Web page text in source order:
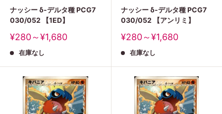
ナッシー δ-デルタ種 PCG7
030/052 【1ED】
販
価
¥280～¥1,680
在庫なし
ナッシー δ-デルタ種 PCG7
030/052 【アンリミ】
販
価
¥280～¥1,680
在庫なし